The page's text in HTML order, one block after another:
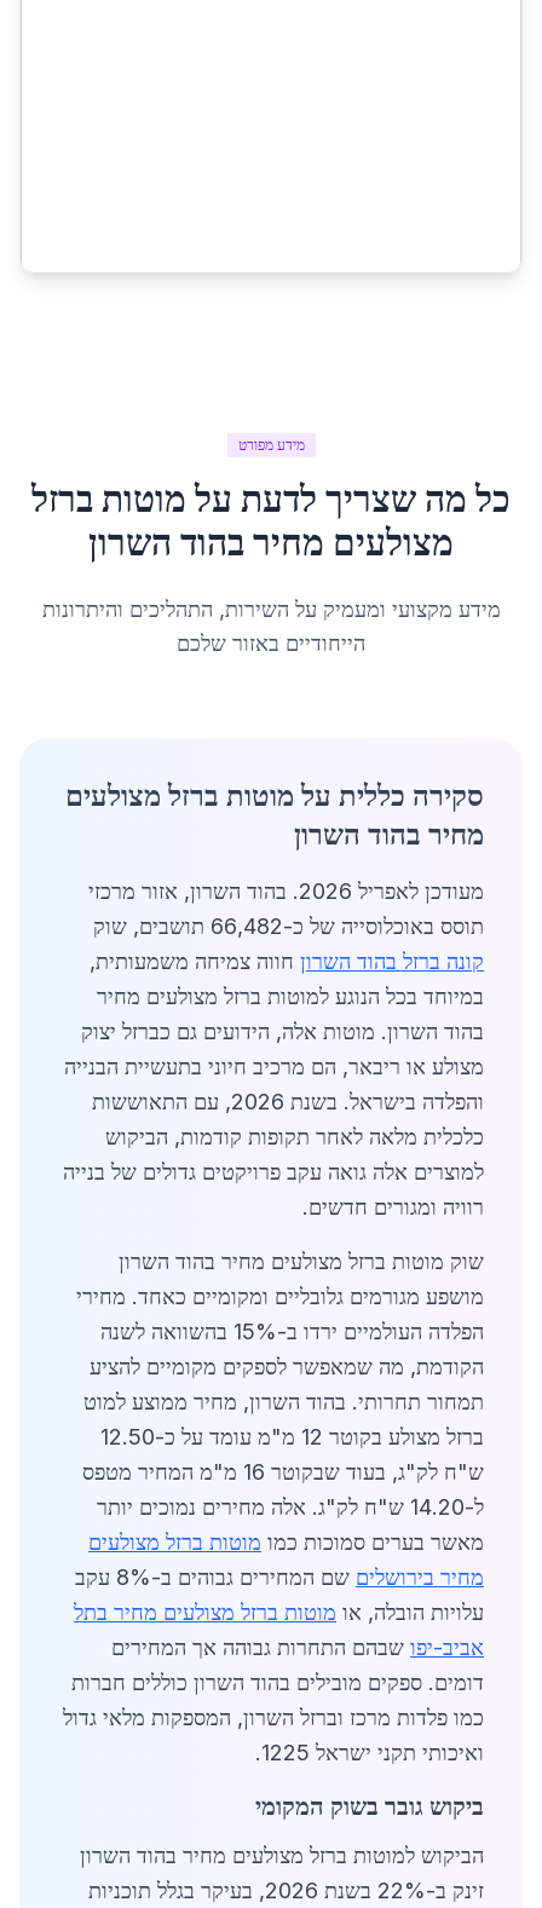
מידע מפורט
כל מה שצריך לדעת עלמוטות ברזל
מצולעים מחירבהוד השרון
מידע מקצועי ומעמיק על השירות, התהליכים והיתרונות
הייחודיים באזור שלכם
סקירה כללית על מוטות ברזל מצולעים
מחיר בהוד השרון
מעודכן לאפריל 2026. בהוד השרון, אזור מרכזי
תוסס באוכלוסייה של כ-66,482 תושבים, שוק
קונה ברזל בהוד השרון חווה צמיחה משמעותית,
במיוחד בכל הנוגע למוטות ברזל מצולעים מחיר
בהוד השרון. מוטות אלה, הידועים גם כברזל יצוק
מצולע או ריבאר, הם מרכיב חיוני בתעשיית הבנייה
והפלדה בישראל. בשנת 2026, עם התאוששות
כלכלית מלאה לאחר תקופות קודמות, הביקוש
למוצרים אלה גואה עקב פרויקטים גדולים של בנייה
רוויה ומגורים חדשים.
שוק מוטות ברזל מצולעים מחיר בהוד השרון
מושפע מגורמים גלובליים ומקומיים כאחד. מחירי
הפלדה העולמיים ירדו ב-15% בהשוואה לשנה
הקודמת, מה שמאפשר לספקים מקומיים להציע
תמחור תחרותי. בהוד השרון, מחיר ממוצע למוט
ברזל מצולע בקוטר 12 מ"מ עומד על כ-12.50
ש"ח לק"ג, בעוד שבקוטר 16 מ"מ המחיר מטפס
ל-14.20 ש"ח לק"ג. אלה מחירים נמוכים יותר
מאשר בערים סמוכות כמו מוטות ברזל מצולעים
מחיר בירושלים
שם המחירים גבוהים ב-8% עקב
עלויות הובלה, או מוטות ברזל מצולעים מחיר בתל
אביב-יפו שבהם התחרות גבוהה אך המחירים
דומים. ספקים מובילים בהוד השרון כוללים חברות
כמו פלדות מרכז וברזל השרון, המספקות מלאי גדול
ואיכותי תקני ישראל 1225.
ביקוש גובר בשוק המקומי
הביקוש למוטות ברזל מצולעים מחיר בהוד השרון
זינק ב-22% בשנת 2026, בעיקר בגלל תוכניות